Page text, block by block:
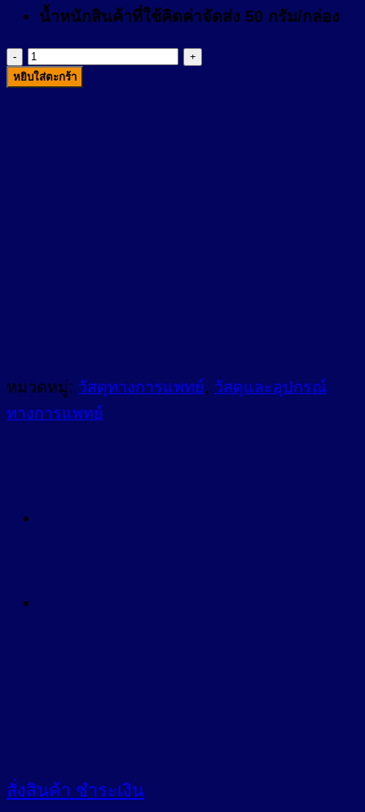
น้ำหนักสินค้าที่ใช้คิดค่าจัดส่ง 50 กรัม/กล่อง
จำนวน
ซัพพอร์ต
หยิบใส่ตะกร้า
หมวดหมู่: วัสดุทางการแพทย์, วัสดุและอุปกรณ์
ทางการแพทย์
สั่งสินค้า ชำระเงิน